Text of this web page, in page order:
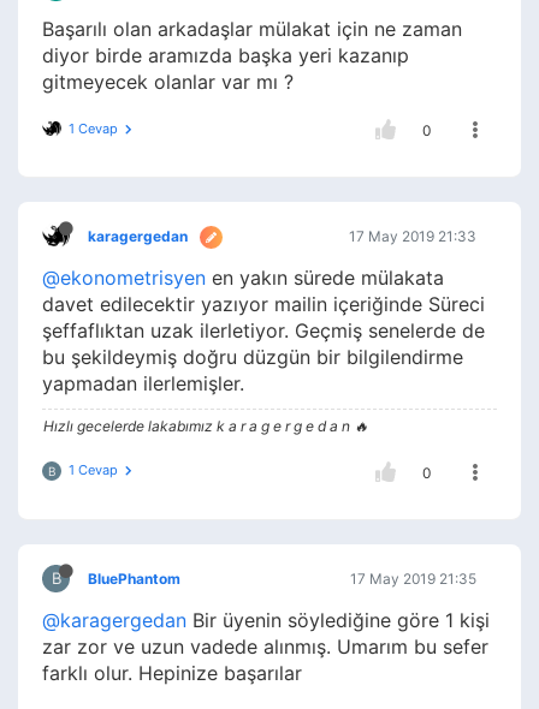
Başarılı olan arkadaşlar mülakat için ne zaman
diyor birde aramızda başka yeri kazanıp
gitmeyecek olanlar var mı ?
1 Cevap 0
karagergedan 17 May 2019 21:33
@ekonometrisyen en yakın sürede mülakata
davet edilecektir yazıyor mailin içeriğinde Süreci
şeffaflıktan uzak ilerletiyor. Geçmiş senelerde de
bu şekildeymiş doğru düzgün bir bilgilendirme
yapmadan ilerlemişler.
Hızlı gecelerde lakabımız k a r a g e r g e d a n 🔥
B 1 Cevap 0
B BluePhantom 17 May 2019 21:35
@karagergedan Bir üyenin söylediğine göre 1 kişi
zar zor ve uzun vadede alınmış. Umarım bu sefer
farklı olur. Hepinize başarılar